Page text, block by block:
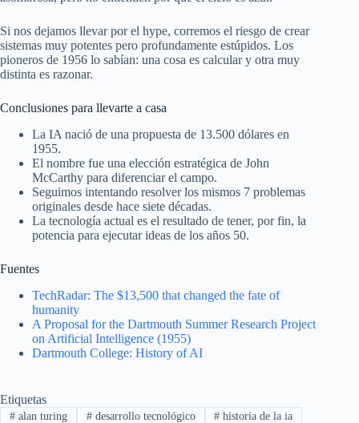
Si nos dejamos llevar por el hype, corremos el riesgo de crear
sistemas muy potentes pero profundamente estúpidos. Los
pioneros de 1956 lo sabían: una cosa es calcular y otra muy
distinta es razonar.
Conclusiones para llevarte a casa
La IA nació de una propuesta de 13.500 dólares en
1955.
El nombre fue una elección estratégica de John
McCarthy para diferenciar el campo.
Seguimos intentando resolver los mismos 7 problemas
originales desde hace siete décadas.
La tecnología actual es el resultado de tener, por fin, la
potencia para ejecutar ideas de los años 50.
Fuentes
TechRadar: The $13,500 that changed the fate of
humanity
A Proposal for the Dartmouth Summer Research Project
on Artificial Intelligence (1955)
Dartmouth College: History of AI
Etiquetas
#alan turing #desarrollo tecnológico # historia de la ia